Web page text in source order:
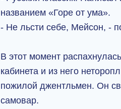
названием «Горе от ума».
- Не льсти себе, Мейсон, -
В этот момент
кабинета и из него
пожилой джентльмен. Он
самовар.